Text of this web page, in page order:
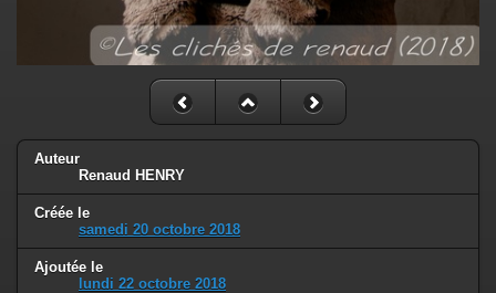
Auteur
Renaud HENRY
Créée le
samedi 20 octobre 2018
Ajoutée le
lundi 22 octobre 2018